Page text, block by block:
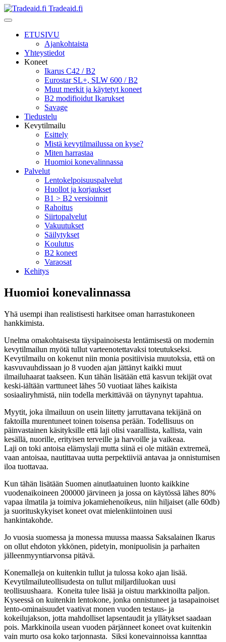
Tradeaid.fi
ETUSIVU
Ajankohtaista
Yhteystiedot
Koneet
Ikarus C42 / B2
Eurostar SL+, SLW 600 / B2
Muut merkit ja käytetyt koneet
B2 modifioidut Ikarukset
Savage
Tiedustelu
Kevytilmailu
Esittely
Mistä kevytilmailussa on kyse?
Miten harrastaa
Huomioi konevalinnassa
Palvelut
Lentokelpoisuuspalvelut
Huollot ja korjaukset
B1 > B2 versioinnit
Rahoitus
Siirtopalvelut
Vakuutukset
Säilytykset
Koulutus
B2 koneet
Varaosat
Kehitys
Huomioi konevalinnassa
Yhä usempi ihan realistisesti harkitsee oman harrastukoneen
hankkimista.
Unelma omakohtaisesta täysipainoisesta lentämisestä on modernin
kevytilmailun myötä tullut varteenotettavaksi toteutukseksi.
Kevytilmailu on kokenut niin monia positiivisia muutoksia, että on
kasvuvauhdissaan jo 8 vuoden ajan jättänyt kaikki muut
ilmailuhaarat taakseen. Kun tähän lisätään että kasvun tekijät ovat
keski-iältään varttuneet lähes 50 vuotiaat lähes kaikista
sosiaaliryhmistä, niin todella merkittävää on täynynyt tapahtua.
Myytit, joka ilmailuun on usein liitetty jarruttavana tekijänä on
faktoilla murentuneet toinen toisensa perään. Todellisuus on
päinvastainen käsityksille että laji olisi vaarallista, kallista, vain
kesällä, nuorille, erityisen terveille ja harvoille ja vaikeaa.
Laji on toki antoisa elämyslaji mutta siinä ei ole mitään extremeä,
vaan antoisaa, nautittavaa uutta perpektiiviä antavaa ja onnistumisen
iloa tuottavaa.
Kun tähän lisätään Suomen ainutlaatuinen luonto kaikkine
vuodenaikoineen 200000 järvineen ja jossa on käytössä lähes 80%
vapaa ilmatila ja toimiva jokamiehenoikeus, niin hiljaiset (alle 60db)
ja suorituskykyiset koneet ovat mielenkiintoinen uusi
hankintakohde.
Jo vuosia suomessa ja monessa muussa maassa Saksalainen Ikarus
on ollut ehdoton ykkönen, pidetyin, monipuolisin ja parhaiten
jälleenmyyntiarvonsa pitävä.
Konemalleja on kuitenkin tullut ja tulossa koko ajan lisää.
Kevytilmailuteollisudesta on tullut miljardiluokan uusi
teollisuushaara. Koneita tulee lisää ja oistuu markkinoilta paljon.
Kyseessä on kuitenkin lentokone, jonka onnistuneet ja tasapainoiset
lento-ominaisuudet vaativat monen vuoden testaus- ja
kokeilujakson, jotta mahdolliset lapsentaudit ja yllätykset saadaan
pois. Markkinoila usean vuoden pärjänneet koneet ovat kuitenkin
vain murto osa koko tarjonnasta. Siksi konevainnoissa kannttaa